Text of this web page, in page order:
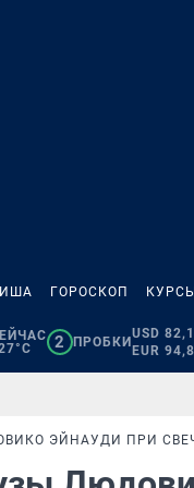
ГОРОСКОП
2 ПРОБКИ
USD
EUR
ЭЙНАУДИ ПРИ